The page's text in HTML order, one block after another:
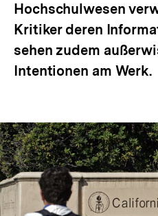
Hochschulwesen
Kritiker deren
sehen zudem
Intentionen am Werk.